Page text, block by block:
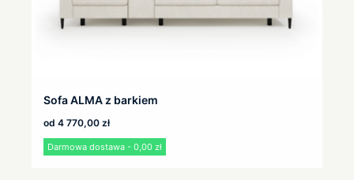
Sofa ALMA z barkiem
od 4 770,00 zł
Darmowa dostawa - 0,00 zł